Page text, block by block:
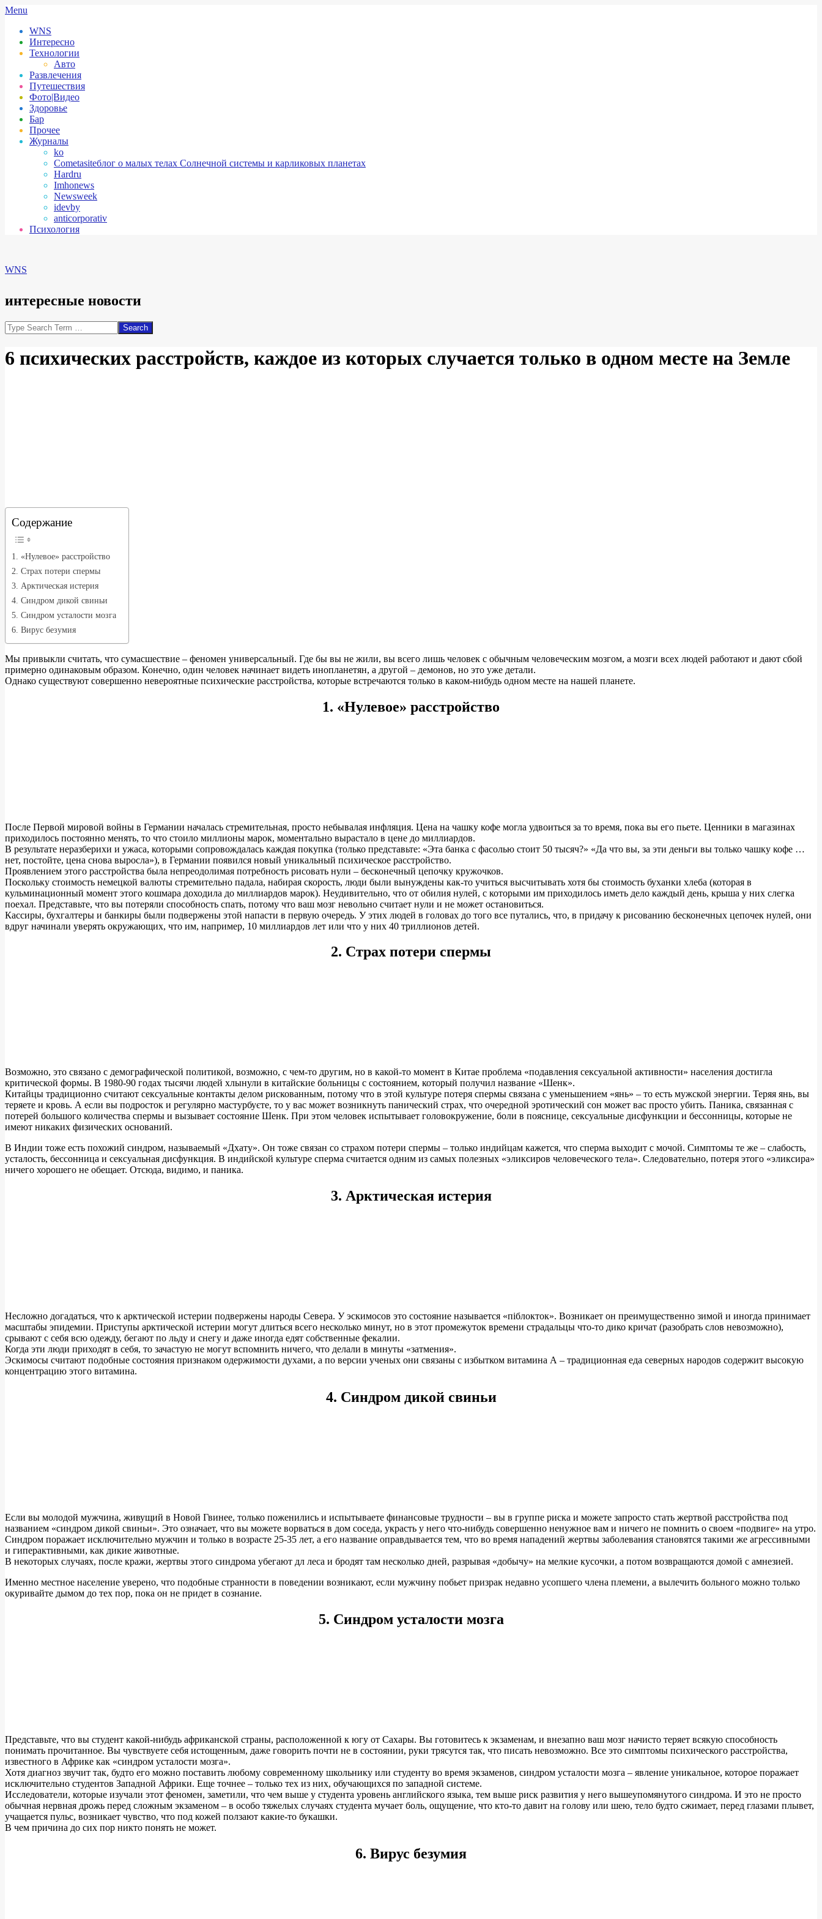
Skip
content
Secondary
Menu
Menu
WNS
Интересно
Технологии
Авто
Развлечения
Путешествия
Фото|Видео
Здоровье
Бар
Прочее
Журналы
ko
Cometasiteблог о малых телах Солнечной системы и карликовых планетах
Hardru
Imhonews
Newsweek
idevby
anticorporativ
Психология
WNS
интересные новости
Search
6 психических расстройств, каждое из которых случается только в одном месте на Земле
Содержание
1. «Нулевое» расстройство
2. Страх потери спермы
3. Арктическая истерия
4. Синдром дикой свиньи
5. Синдром усталости мозга
6. Вирус безумия
Мы привыкли считать, что сумасшествие – феномен универсальный. Где бы вы не жили, вы всего лишь человек с обычным человеческим мозгом, а мозги всех людей работают и дают сбой
примерно одинаковым образом. Конечно, один человек начинает видеть инопланетян, а другой – демонов, но это уже детали.
Однако существуют совершенно невероятные психические расстройства, которые встречаются только в каком-нибудь одном месте на нашей планете.
1. «Нулевое» расстройство
После Первой мировой войны в Германии началась стремительная, просто небывалая инфляция. Цена на чашку кофе могла удвоиться за то время, пока вы его пьете. Ценники в магазинах
приходилось постоянно менять, то что стоило миллионы марок, моментально вырастало в цене до миллиардов.
В результате неразберихи и ужаса, которыми сопровождалась каждая покупка (только представьте: «Эта банка с фасолью стоит 50 тысяч?» «Да что вы, за эти деньги вы только чашку кофе …
нет, постойте, цена снова выросла»), в Германии появился новый уникальный психическое расстройство.
Проявлением этого расстройства была непреодолимая потребность рисовать нули – бесконечный цепочку кружочков.
Поскольку стоимость немецкой валюты стремительно падала, набирая скорость, люди были вынуждены как-то учиться высчитывать хотя бы стоимость буханки хлеба (которая в
кульминационный момент этого кошмара доходила до миллиардов марок). Неудивительно, что от обилия нулей, с которыми им приходилось иметь дело каждый день, крыша у них слегка
поехал. Представьте, что вы потеряли способность спать, потому что ваш мозг невольно считает нули и не может остановиться.
Кассиры, бухгалтеры и банкиры были подвержены этой напасти в первую очередь. У этих людей в головах до того все путались, что, в придачу к рисованию бесконечных цепочек нулей, они
вдруг начинали уверять окружающих, что им, например, 10 миллиардов лет или что у них 40 триллионов детей.
2. Страх потери спермы
Возможно, это связано с демографической политикой, возможно, с чем-то другим, но в какой-то момент в Китае проблема «подавления сексуальной активности» населения достигла
критической формы. В 1980-90 годах тысячи людей хлынули в китайские больницы с состоянием, который получил название «Шенк».
Китайцы традиционно считают сексуальные контакты делом рискованным, потому что в этой культуре потеря спермы связана с уменьшением «янь» – то есть мужской энергии. Теряя янь, вы
теряете и кровь. А если вы подросток и регулярно мастурбуєте, то у вас может возникнуть панический страх, что очередной эротический сон может вас просто убить. Паника, связанная с
потерей большого количества спермы и вызывает состояние Шенк. При этом человек испытывает головокружение, боли в пояснице, сексуальные дисфункции и бессонницы, которые не
имеют никаких физических оснований.
В Индии тоже есть похожий синдром, называемый «Дхату». Он тоже связан со страхом потери спермы – только индийцам кажется, что сперма выходит с мочой. Симптомы те же – слабость,
усталость, бессонница и сексуальная дисфункция. В индийской культуре сперма считается одним из самых полезных «эликсиров человеческого тела». Следовательно, потеря этого «эликсира»
ничего хорошего не обещает. Отсюда, видимо, и паника.
3. Арктическая истерия
Несложно догадаться, что к арктической истерии подвержены народы Севера. У эскимосов это состояние называется «піблокток». Возникает он преимущественно зимой и иногда принимает
масштабы эпидемии. Приступы арктической истерии могут длиться всего несколько минут, но в этот промежуток времени страдальцы что-то дико кричат (разобрать слов невозможно),
срывают с себя всю одежду, бегают по льду и снегу и даже иногда едят собственные фекалии.
Когда эти люди приходят в себя, то зачастую не могут вспомнить ничего, что делали в минуты «затмения».
Эскимосы считают подобные состояния признаком одержимости духами, а по версии ученых они связаны с избытком витамина А – традиционная еда северных народов содержит высокую
концентрацию этого витамина.
4. Синдром дикой свиньи
Если вы молодой мужчина, живущий в Новой Гвинее, только поженились и испытываете финансовые трудности – вы в группе риска и можете запросто стать жертвой расстройства под
названием «синдром дикой свиньи». Это означает, что вы можете ворваться в дом соседа, украсть у него что-нибудь совершенно ненужное вам и ничего не помнить о своем «подвиге» на утро.
Синдром поражает исключительно мужчин и только в возрасте 25-35 лет, а его название оправдывается тем, что во время нападений жертвы заболевания становятся такими же агрессивными
и гиперактивными, как дикие животные.
В некоторых случаях, после кражи, жертвы этого синдрома убегают дл леса и бродят там несколько дней, разрывая «добычу» на мелкие кусочки, а потом возвращаются домой с амнезией.
Именно местное население уверено, что подобные странности в поведении возникают, если мужчину побьет призрак недавно усопшего члена племени, а вылечить больного можно только
окуривайте дымом до тех пор, пока он не придет в сознание.
5. Синдром усталости мозга
Представьте, что вы студент какой-нибудь африканской страны, расположенной к югу от Сахары. Вы готовитесь к экзаменам, и внезапно ваш мозг начисто теряет всякую способность
понимать прочитанное. Вы чувствуете себя истощенным, даже говорить почти не в состоянии, руки трясутся так, что писать невозможно. Все это симптомы психического расстройства,
известного в Африке как «синдром усталости мозга».
Хотя диагноз звучит так, будто его можно поставить любому современному школьнику или студенту во время экзаменов, синдром усталости мозга – явление уникальное, которое поражает
исключительно студентов Западной Африки. Еще точнее – только тех из них, обучающихся по западной системе.
Исследователи, которые изучали этот феномен, заметили, что чем выше у студента уровень английского языка, тем выше риск развития у него вышеупомянутого синдрома. И это не просто
обычная нервная дрожь перед сложным экзаменом – в особо тяжелых случаях студента мучает боль, ощущение, что кто-то давит на голову или шею, тело будто сжимает, перед глазами плывет,
учащается пульс, возникает чувство, что под кожей ползают какие-то букашки.
В чем причина до сих пор никто понять не может.
6. Вирус безумия